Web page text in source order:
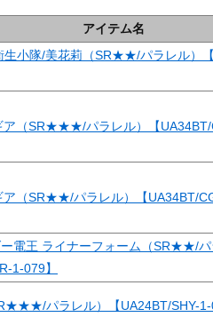
アイテム名
生小隊/美花莉（SR★★/パラレル）
ア（SR★★★/パラレル）【UA34BT/
ア（SR★★/パラレル）【UA34BT/
電王 ライナーフォーム（SR★★/パ
1-079】
パラレル）【UA24BT/SHY-1-